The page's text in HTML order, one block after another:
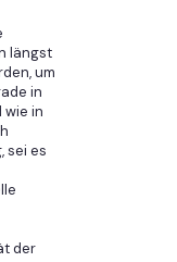
längst
um
in
in
sei es
der